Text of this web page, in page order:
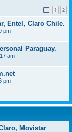
1 2
Entel, Claro Chile.
pm
Paraguay.
am
pm
Movistar